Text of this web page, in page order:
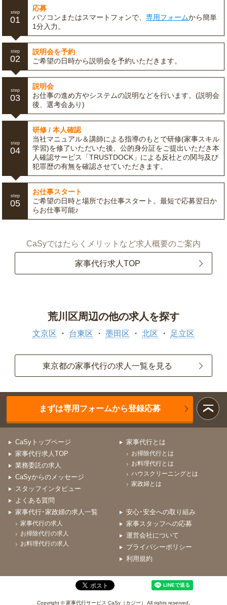
step
01
応募
パソコンまたはスマートフォンで、専用フォームから簡単
1分入力。
step
02
説明会を予約
ご希望の日時から説明会を予約いただきます。
step
03
説明会
お仕事の進め方やシステムの説明などを行います。(説明会
後、選考会あり)
step
04
研修 / 本人確認
当社マニュアル＆講師による指導のもとで研修(家事スキル
学習)を修了いただいた後、公的身分証をご提出いただき本
人確認サービス「TRUSTDOCK」による反社との関与及び
犯罪歴の有無を確認させていただきます。
step
05
お仕事スタート
ご希望の日時と場所でお仕事スタート。最短で応募翌日か
らお仕事可能♪
CaSyではたらくメリットなど求人概要のご案内
家事代行求人TOP
荒川区周辺の他の求人を探す
文京区 台東区 墨田区 北区 足立区
東京都の家事代行の求人一覧を見る
まずは専用フォームから登録応募
CaSyトップページ
家事代行求人TOP
業務委託の求人
CaSyからのメッセージ
スタッフインタビュー
よくある質問
家事代行とは
お掃除代行とは
お料理代行とは
ハウスクリーニングとは
家政婦とは
家事代行･家政婦の求人一覧
家事代行の求人
お掃除代行の求人
お料理代行の求人
安心･安全への取り組み
家事スタッフへの応募
運営会社について
プライバシーポリシー
利用規約
Copyright © 家事代行サービス CaSy（カジー） All rights reserved.